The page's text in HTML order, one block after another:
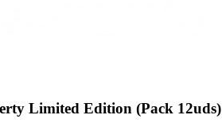
Limited Edition (Pack 12uds)